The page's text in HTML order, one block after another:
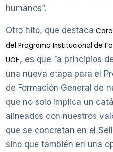
humanos”.
Otro hito, que destaca
del Programa Institucional de
UOH, es que “a principios
una nueva etapa para el
de Formación General de
que no solo implica un
alineados con nuestros
que se concretan en el
sino que también en una